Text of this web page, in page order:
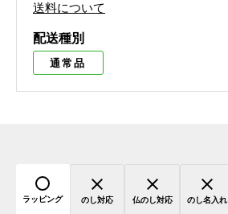
送料について
配送種別
通常品
ラッピング のし対応 仏のし対応 のし名入れ